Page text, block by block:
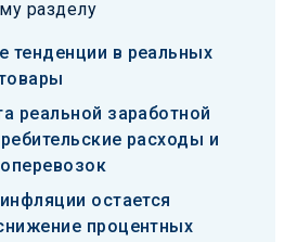
разделу
тенденции в реальных
реальной заработной
расходы и
остается
процентных